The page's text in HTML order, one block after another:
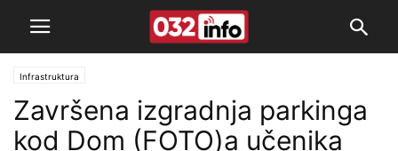
Infrastruktura
Završena izgradnja parkinga
kod Dom (FOTO)a učenika